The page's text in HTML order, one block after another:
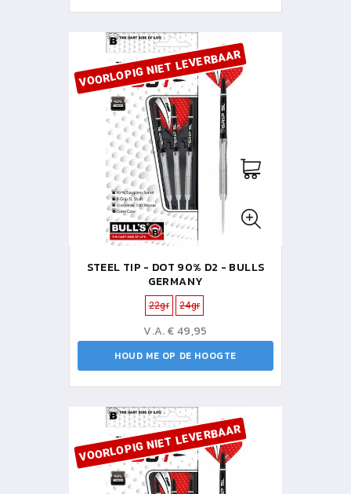
VOORLOPIG NIET LEVERBAAR
STEEL TIP - DOT 90% D2 - BULLS
GERMANY
22gr 24gr
V.A. € 49,95
HOUD ME OP DE HOOGTE
VOORLOPIG NIET LEVERBAAR